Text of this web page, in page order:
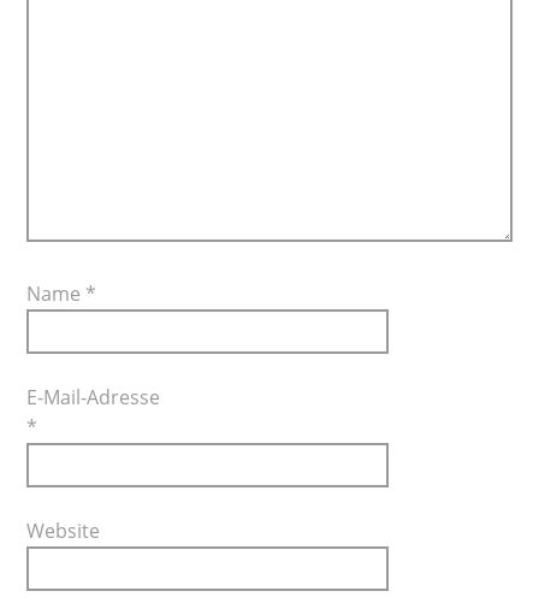
Name *
E-Mail-Adresse
*
Website